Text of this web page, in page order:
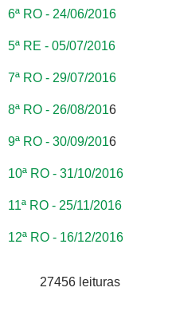
6ª RO - 24/06/2016
5ª RE - 05/07/2016
7ª RO - 29/07/2016
8ª RO - 26/08/2016
9ª RO - 30/09/2016
10ª RO - 31/10/2016
11ª RO - 25/11/2016
12ª RO - 16/12/2016
27456 leituras